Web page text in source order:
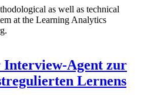
as well as technical
at the Learning Analytics
Agent zur
Lernens